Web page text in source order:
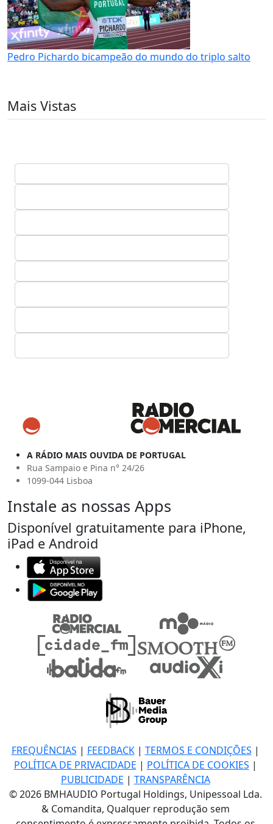
Pedro Pichardo bicampeão do mundo do triplo salto
Mais Vistas
A RÁDIO MAIS OUVIDA DE PORTUGAL
Rua Sampaio e Pina n° 24/26
1099-044 Lisboa
Instale as nossas Apps
Disponível gratuitamente para iPhone,
iPad e Android
FREQUÊNCIAS | FEEDBACK| TERMOS E CONDIÇÕES |
POLÍTICA DE PRIVACIDADE | POLÍTICA DE COOKIES |
PUBLICIDADE | TRANSPARÊNCIA
© 2026 BMHAUDIO Portugal Holdings, Unipessoal Lda.
& Comandita, Qualquer reprodução sem